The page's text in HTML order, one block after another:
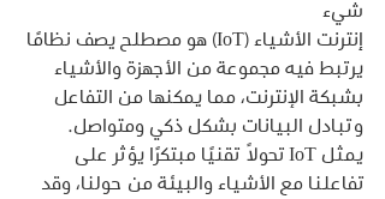
شيء
إنترنت الأشياء (IoT) هو مصطلح يصف نظامًا
يرتبط فيه مجموعة من الأجهزة والأشياء
بشبكة الإنترنت، مما يمكنها من التفاعل
وتبادل البيانات بشكل ذكي ومتواصل.
يمثل IoT تحولًا تقنيًا مبتكرًا يؤثر على
تفاعلنا مع الأشياء والبيئة من حولنا، وقد